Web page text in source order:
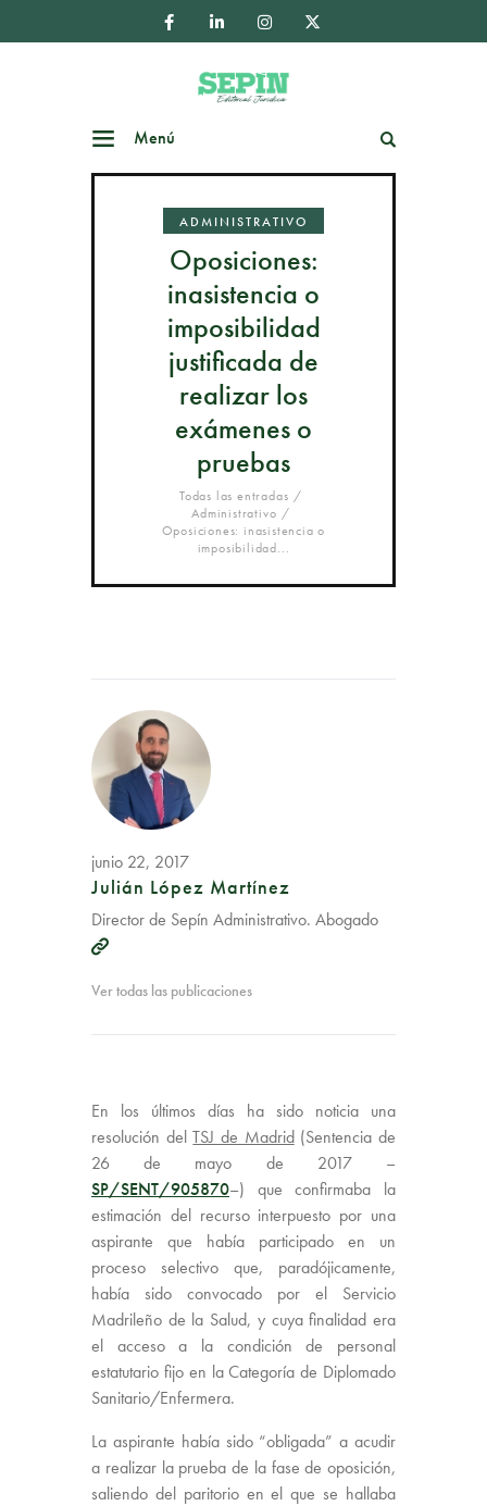
Menú
ADMINISTRATIVO
Oposiciones:
inasistencia o
imposibilidad
justificada de
realizar los
exámenes o
pruebas
Todas las entradas
Administrativo
Oposiciones: inasistencia o
imposibilidad...
junio 22, 2017
Julián López Martínez
Director de Sepín Administrativo. Abogado
Ver todas las publicaciones
En los últimos días ha sido noticia una
resolución delTSJ de Madrid(Sentencia de
26 de mayo de 2017 –
SP/SENT/905870–) que confirmaba la
estimación del recurso interpuesto por una
aspirante que había participado en un
proceso selectivo que, paradójicamente,
había sido convocado por el Servicio
Madrileño de la Salud, y cuya finalidad era
el acceso a la condición de personal
estatutario fijo en la Categoría de Diplomado
Sanitario/Enfermera.
La aspirante había sido “obligada” a acudir
a realizar la prueba de la fase de oposición,
saliendo del paritorio en el que se hallaba